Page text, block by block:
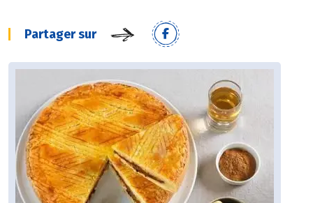
Partager sur